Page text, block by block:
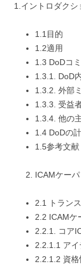
1.イントロダクシ
1.1目的
1.2適用
1.3 DoDコ
1.3.1. DoD
1.3.2. 外部
1.3.3. 受益
1.3.4. 他の
1.4 DoDの
1.5参考文献
ICAMケー
2.1 トラン
2.2 ICAMケ
2.2.1. コア
2.2.1.1 ア
2.2.1.2 資格